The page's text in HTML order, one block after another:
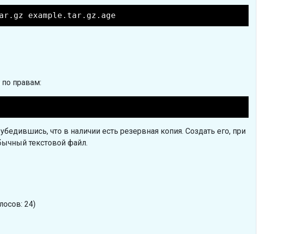
example.tar.gz.age
по правам:
что в наличии есть резервная копия. Создать его, при
текстовой файл.
24)